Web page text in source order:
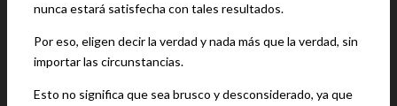
nunca estará satisfecha con tales resultados.
Por eso, eligen decir la verdad y nada más que la verdad, sin
importar las circunstancias.
Esto no significa que sea brusco y desconsiderado, ya que